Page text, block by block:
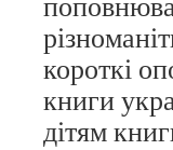
короткі
книги
дітям